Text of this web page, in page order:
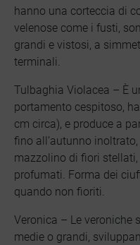
hanno una corteccia di
velenose come i fusti,
grandi e vistosi, a
terminali.
Tulbaghia Violacea – È
portamento cespitoso,
cm circa), e produce a
fino all’autunno
mazzolino di fiori
profumati. Forma dei
quando non fioriti.
Veronica – Le veroniche
medie o grandi,